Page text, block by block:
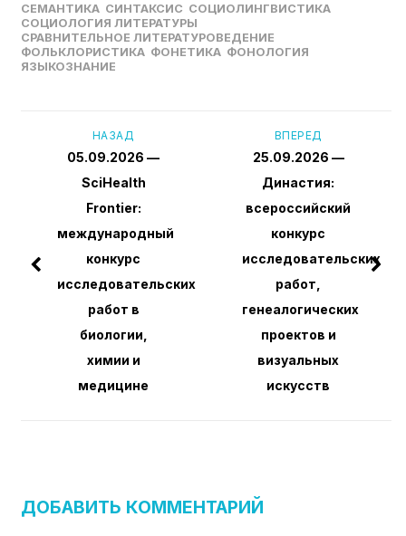
СЕМАНТИКА СИНТАКСИС СОЦИОЛИНГВИСТИКА
СОЦИОЛОГИЯ ЛИТЕРАТУРЫ
СРАВНИТЕЛЬНОЕ ЛИТЕРАТУРОВЕДЕНИЕ
ФОЛЬКЛОРИСТИКА ФОНЕТИКА ФОНОЛОГИЯ
ЯЗЫКОЗНАНИЕ
ВПЕРЕД
25.09.2026 —
Династия:
всероссийский
конкурс
исследовательских
работ,
генеалогических
проектов и
визуальных
искусств
НАЗАД
05.09.2026 —
SciHealth
Frontier:
международный
конкурс
исследовательских
работ в
биологии,
химии и
медицине
ДОБАВИТЬ КОММЕНТАРИЙ